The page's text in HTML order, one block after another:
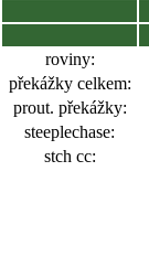
roviny:
překážky celkem:
prout. překážky:
steeplechase:
stch cc: